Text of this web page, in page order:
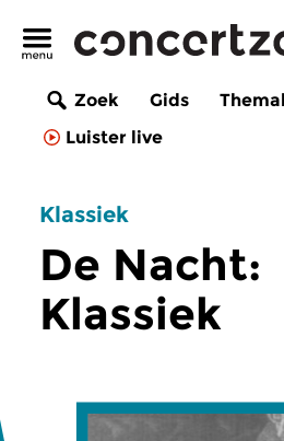
Zoek Gids
Luister live
Klassiek
De Nacht:
Klassiek